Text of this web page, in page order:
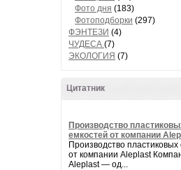
Фото дня (183)
Фотоподборки (297)
ФЭНТЕЗИ (4)
ЧУДЕСА (7)
ЭКОЛОГИЯ (7)
Цитатник
Производство
емкостей от компании
Производство пластиковых
от компании Aleplast
Aleplast — од...